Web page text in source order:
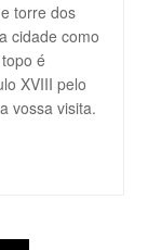
torre dos
cidade como
é
XVIII pelo
vossa visita.